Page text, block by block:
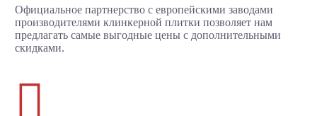
Официальное партнерство с европейскими заводами
производителями клинкерной плитки позволяет нам
предлагать самые выгодные цены с дополнительными
скидками.
